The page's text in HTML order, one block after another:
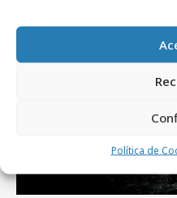
Política de